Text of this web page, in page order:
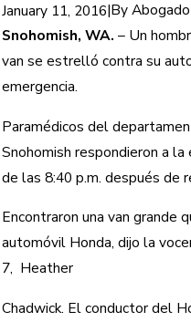
January 11, 2016|By
Snohomish, WA. – Un
van se estrelló contra su
emergencia.
Paramédicos del
Snohomish respondieron a
de las 8:40 p.m. después de
Encontraron una van grande
automóvil Honda, dijo la
7, Heather
Chadwick. El conductor del